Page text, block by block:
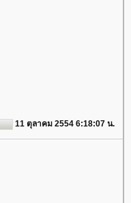
11 ตุลาคม 2554 6:18:07 น.